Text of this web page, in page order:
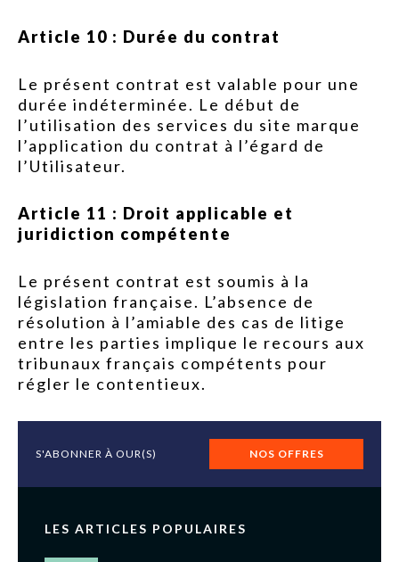
Article 10 : Durée du contrat
Le présent contrat est valable pour une
durée indéterminée. Le début de
l’utilisation des services du site marque
l’application du contrat à l’égard de
l’Utilisateur.
Article 11 : Droit applicable et
juridiction compétente
Le présent contrat est soumis à la
législation française. L’absence de
résolution à l’amiable des cas de litige
entre les parties implique le recours aux
tribunaux français compétents pour
régler le contentieux.
S'ABONNER À OUR(S) NOS OFFRES
LES ARTICLES POPULAIRES